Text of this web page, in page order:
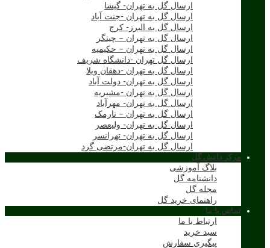
ارسال گل به تهران- گیشا
ارسال گل به تهران -جنت آباد
ارسال گل به البرز- کرج
ارسال گل به تهران – چیتگر
ارسال گل به تهران – حکیمیه
ارسال گل تهران -دانشگاه شریف
ارسال گل به تهران -دهقان ویلا
ارسال گل به تهران- دولت آباد
ارسال گل به تهران -مشیریه
ارسال گل به تهران- مهرآباد
ارسال گل به تهران – نارمک
ارسال گل به تهران- ولیعصر
ارسال گل به تهران- تهرانسر
ارسال گل به تهران-مرتضی گرد
مرکز دانش گل
بلاگ آموزشی
دانشنامه گل
مجله گل
راهنمای خرید گل
تماس با ما
ارتباط با ما
سبد خرید
پیگیری سفارش